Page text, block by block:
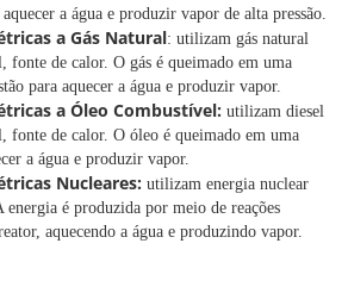
a água e produzir vapor de alta pressão.
a Gás Natural: utilizam gás natural
fonte de calor. O gás é queimado em uma
para aquecer a água e produzir vapor.
a Óleo Combustível: utilizam diesel
fonte de calor. O óleo é queimado em uma
a água e produzir vapor.
Nucleares: utilizam energia nuclear
energia é produzida por meio de reações
aquecendo a água e produzindo vapor.